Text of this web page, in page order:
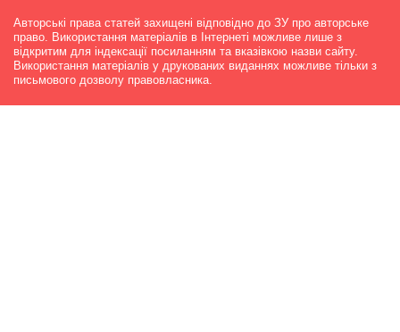
Авторські права статей захищені відповідно до ЗУ про авторське
право. Використання матеріалів в Інтернеті можливе лише з
відкритим для індексації посиланням та вказівкою назви сайту.
Використання матеріалів у друкованих виданнях можливе тільки з
письмового дозволу правовласника.